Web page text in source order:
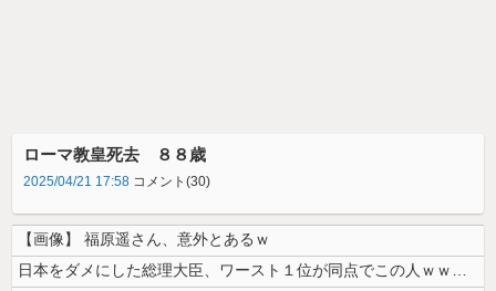
ローマ教皇死去 ８８歳
2025/04/21 17:58 コメント(30)
【画像】 福原遥さん、意外とあるｗ
日本をダメにした総理大臣、ワースト１位が同点でこの人ｗｗｗｗｗｗ